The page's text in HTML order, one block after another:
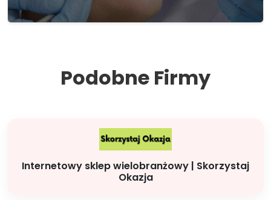
Podobne Firmy
Internetowy sklep wielobranżowy | Skorzystaj
Okazja